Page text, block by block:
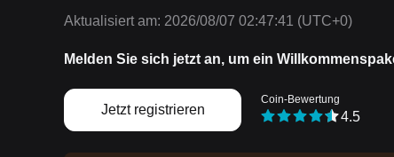
Aktualisiert am: 2026/08/07 02:47:41 (UTC+0)
Melden Sie sich jetzt an, um ein
Jetzt registrieren
Coin-Bewertung
4.5